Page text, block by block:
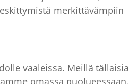
merkittävämpiin
vaaleissa. Meillä tällaisia
omassa puolueessaan.